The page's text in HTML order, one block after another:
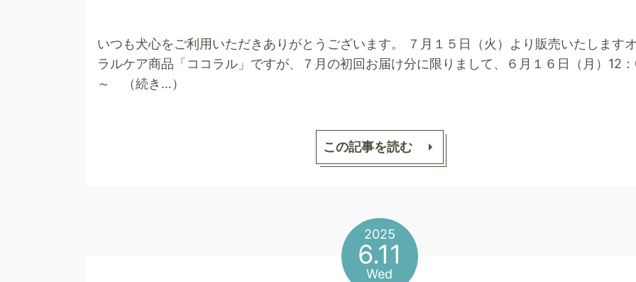
いつも犬心をご利用いただきありがとうございます。 ７月１５日（火）より販売いたします
ラルケア商品「ココラル」ですが、７月の初回お届け分に限りまして、６月１６日（月）12
～ （続き…）
この記事を読む
2025
6.11
Wed